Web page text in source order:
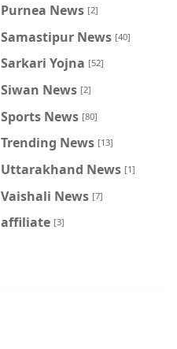
Purnea News [2]
Samastipur News [40]
Sarkari Yojna [52]
Siwan News [2]
Sports News [80]
Trending News [13]
Uttarakhand News [1]
Vaishali News [7]
affiliate [3]